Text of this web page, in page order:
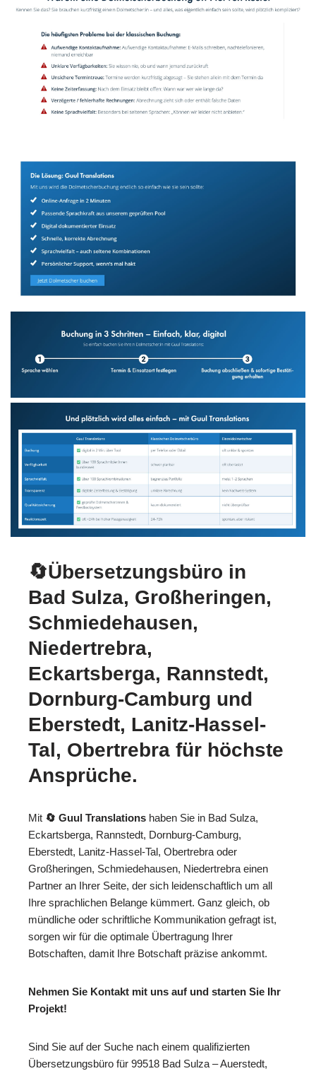
🔄Übersetzungsbüro in
Bad Sulza, Großheringen,
Schmiedehausen,
Niedertrebra,
Eckartsberga, Rannstedt,
Dornburg-Camburg und
Eberstedt, Lanitz-Hassel-
Tal, Obertrebra für höchste
Ansprüche.
Mit 🔄 Guul Translations haben Sie in Bad Sulza,
Eckartsberga, Rannstedt, Dornburg-Camburg,
Eberstedt, Lanitz-Hassel-Tal, Obertrebra oder
Großheringen, Schmiedehausen, Niedertrebra einen
Partner an Ihrer Seite, der sich leidenschaftlich um all
Ihre sprachlichen Belange kümmert. Ganz gleich, ob
mündliche oder schriftliche Kommunikation gefragt ist,
sorgen wir für die optimale Übertragung Ihrer
Botschaften, damit Ihre Botschaft präzise ankommt.
Nehmen Sie Kontakt mit uns auf und starten Sie Ihr
Projekt!
Sind Sie auf der Suche nach einem qualifizierten
Übersetzungsbüro für 99518 Bad Sulza – Auerstedt,